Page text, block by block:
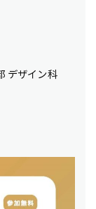
デザイン科